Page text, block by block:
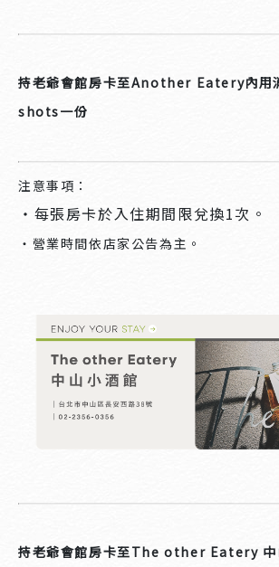
持老爺會館房卡至Another Eatery內用
shots一份
注意事項：
・每張房卡於入住期間限兌換1次。
・營業時間依店家公告為主。
持老爺會館房卡至The other Eatery 中